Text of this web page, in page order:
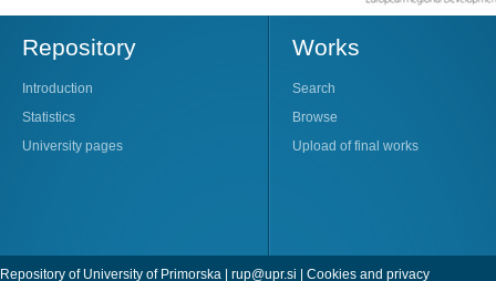
Repository
Introduction
Statistics
University pages
Works
Search
Browse
Upload of final works
Repository of University of Primorska | rup@upr.si | Cookies and privacy